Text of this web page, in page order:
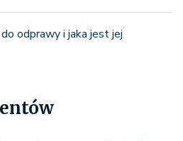
odprawy i jaka jest jej